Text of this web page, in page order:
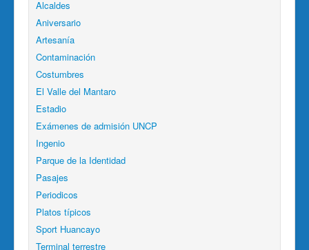
Alcaldes
Aniversario
Artesanía
Contaminación
Costumbres
El Valle del Mantaro
Estadio
Exámenes de admisión UNCP
Ingenio
Parque de la Identidad
Pasajes
Periodicos
Platos típicos
Sport Huancayo
Terminal terrestre